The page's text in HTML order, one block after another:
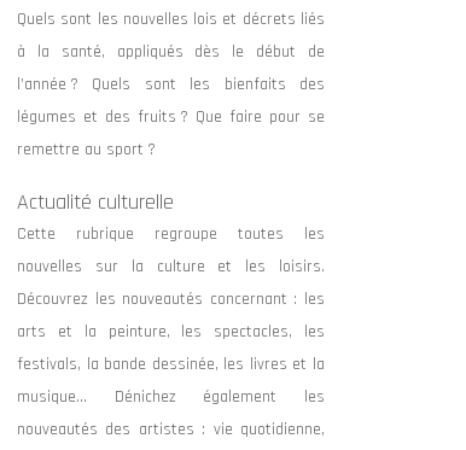
Quels sont les nouvelles lois et décrets liés
à la santé, appliqués dès le début de
l’année ? Quels sont les bienfaits des
légumes et des fruits ? Que faire pour se
remettre au sport ?
Actualité culturelle
Cette rubrique regroupe toutes les
nouvelles sur la culture et les loisirs.
Découvrez les nouveautés concernant : les
arts et la peinture, les spectacles, les
festivals, la bande dessinée, les livres et la
musique… Dénichez également les
nouveautés des artistes : vie quotidienne,